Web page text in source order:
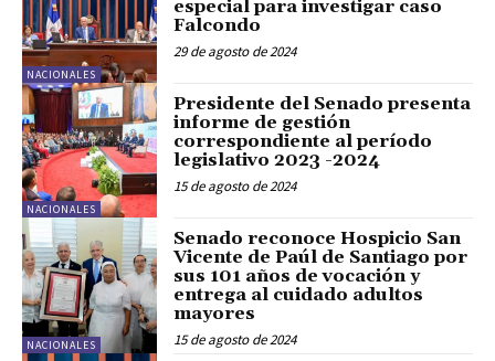
NACIONALES
especial para investigar caso
Falcondo
29 de agosto de 2024
NACIONALES
Presidente del Senado presenta
informe de gestión
correspondiente al período
legislativo 2023 -2024
15 de agosto de 2024
NACIONALES
Senado reconoce Hospicio San
Vicente de Paúl de Santiago por
sus 101 años de vocación y
entrega al cuidado adultos
mayores
15 de agosto de 2024